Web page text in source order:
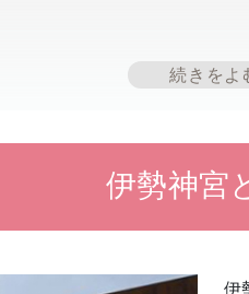
伊勢神宮
伊